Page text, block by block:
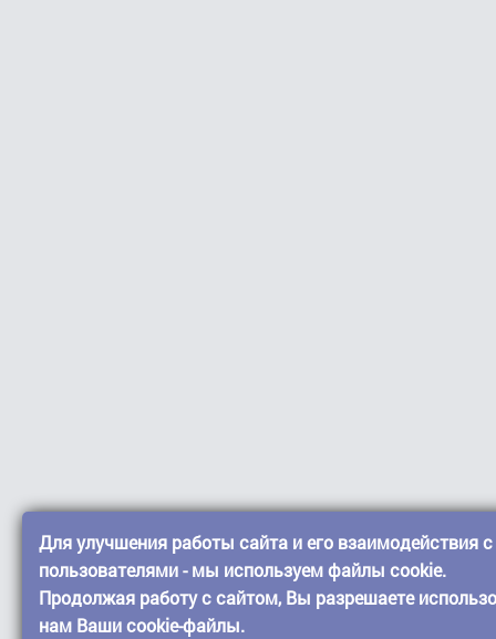
Для улучшения работы сайта и его взаимодействия с
пользователями - мы используем файлы cookie.
Продолжая работу с сайтом, Вы разрешаете
нам Ваши cookie-файлы.